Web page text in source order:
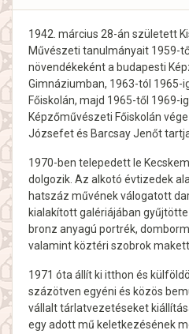
1942. március 28-án született
Művészeti tanulmányait 1959-
növendékeként a budapesti
Gimnáziumban, 1963-tól 1965-
Főiskolán, majd 1965-től 1969-
Képzőművészeti Főiskolán
Józsefet és Barcsay Jenőt
1970-ben telepedett le
dolgozik. Az alkotó évtizedek
hatszáz művének válogatott
kialakított galériájában
bronz anyagú portrék,
valamint köztéri szobrok
1971 óta állít ki itthon és
százötven egyéni és közös
vállalt tárlatvezetéseket
egy adott mű keletkezésének